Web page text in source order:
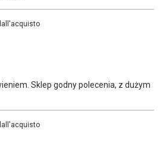
Sklep godny polecenia, z dużym